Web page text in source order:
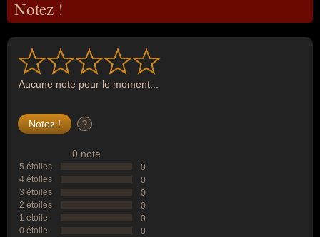
Notez !
Aucune note pour le moment...
?
0 note
5 étoiles
0
4 étoiles
0
3 étoiles
0
2 étoiles
0
1 étoile
0
0 étoile
0